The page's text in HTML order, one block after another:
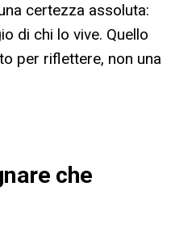
certezza assoluta:
di chi lo vive. Quello
per riflettere, non una
che